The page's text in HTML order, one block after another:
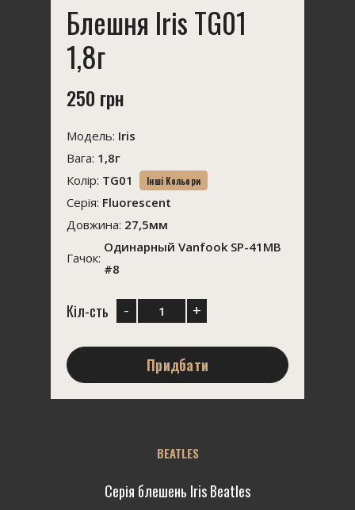
Блешня Iris TG01
1,8г
250 грн
Модель: Iris
Вага: 1,8г
Колір: TG01 Інші Кольори
Серія: Fluorescent
Довжина: 27,5мм
Гачок:
Одинарный Vanfook SP-41MB
#8
Кіл-сть - +
Придбати
BEATLES
Серія блешень Iris Beatles